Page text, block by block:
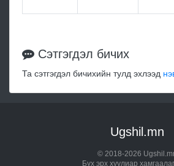
Сэтгэгдэл бичих
Та сэтгэгдэл бичихийн тулд эхлээд
Ugshil.mn
© 2018-2026
Бүх эрх хуулиар